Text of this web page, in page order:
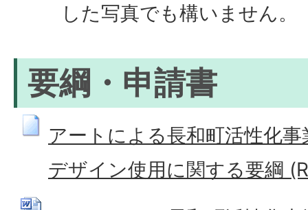
した写真でも構いません。
要綱・申請書
アートによる長和町活性化
デザイン使用に関する要綱